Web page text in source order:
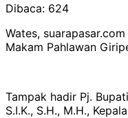
Dibaca: 624
Wates,
Makam Pahlawan
Tampak hadir Pj.
S.I.K., S.H., M.H.,